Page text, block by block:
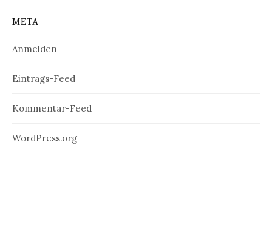
META
Anmelden
Eintrags-Feed
Kommentar-Feed
WordPress.org